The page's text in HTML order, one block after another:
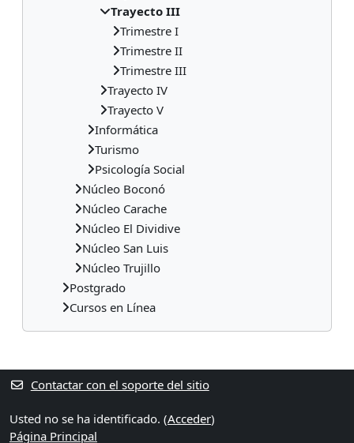
Trayecto III
Trimestre I
Trimestre II
Trimestre III
Trayecto IV
Trayecto V
Informática
Turismo
Psicología Social
Núcleo Boconó
Núcleo Carache
Núcleo El Dividive
Núcleo San Luis
Núcleo Trujillo
Postgrado
Cursos en Línea
Bloques suplementarios
Contactar con el soporte del sitio
Usted no se ha identificado. (Acceder)
Página Principal